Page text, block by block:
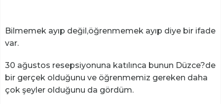
Bilmemek ayıp değil,öğrenmemek ayıp diye bir ifade
var.
30 ağustos resepsiyonuna katılınca bunun Düzce?de
bir gerçek olduğunu ve öğrenmemiz gereken daha
çok şeyler olduğunu da gördüm.